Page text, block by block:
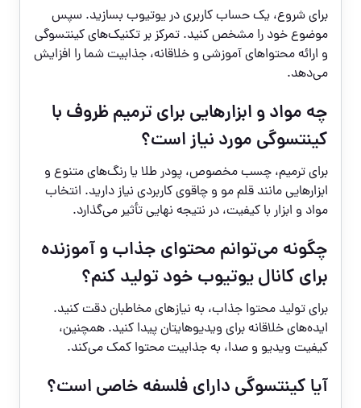
برای شروع، یک حساب کاربری در یوتیوب بسازید. سپس
موضوع خود را مشخص کنید. تمرکز بر تکنیک‌های کینتسوگی
و ارائه محتواهای آموزشی و خلاقانه، جذابیت شما را افزایش
می‌دهد.
چه مواد و ابزارهایی برای ترمیم ظروف با
کینتسوگی مورد نیاز است؟
برای ترمیم، چسب مخصوص، پودر طلا یا رنگ‌های متنوع و
ابزارهایی مانند قلم مو و چاقوی کاربردی نیاز دارید. انتخاب
مواد و ابزار با کیفیت، در نتیجه نهایی تأثیر می‌گذارد.
چگونه می‌توانم محتوای جذاب و آموزنده
برای کانال یوتیوب خود تولید کنم؟
برای تولید محتوا جذاب، به نیازهای مخاطبان دقت کنید.
ایده‌های خلاقانه برای ویدیوهایتان پیدا کنید. همچنین،
کیفیت ویدیو و صدا، به جذابیت محتوا کمک می‌کند.
آیا کینتسوگی دارای فلسفه خاصی است؟